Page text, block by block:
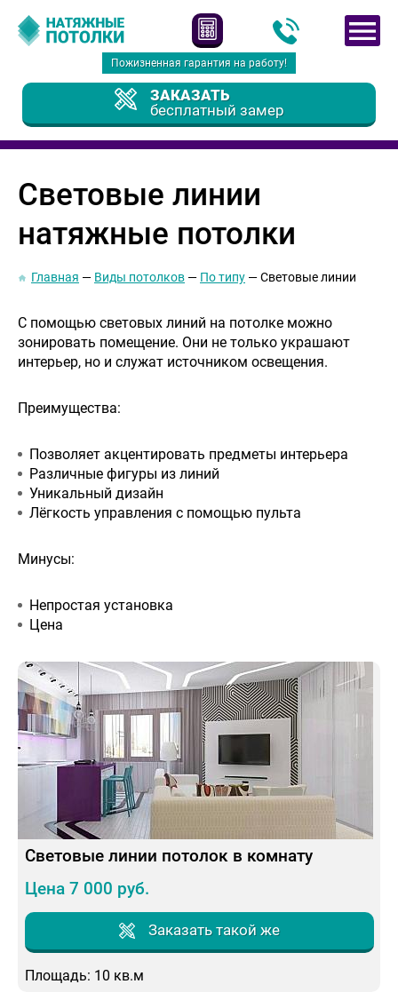
Пожизненная гарантия на работу!
ЗАКАЗАТЬ
бесплатный замер
Световые линии
натяжные потолки
Главная Виды потолков По типу Световые линии
С помощью световых линий на потолке можно
зонировать помещение. Они не только украшают
интерьер, но и служат источником освещения.
Преимущества:
Позволяет акцентировать предметы интерьера
Различные фигуры из линий
Уникальный дизайн
Лёгкость управления с помощью пульта
Минусы:
Непростая установка
Цена
Световые линии потолок в комнату
Цена 7 000 руб.
Заказать такой же
Площадь: 10 кв.м